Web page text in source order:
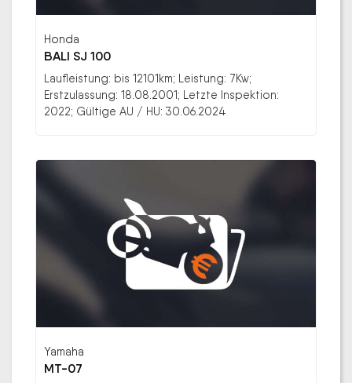
Honda
BALI SJ 100
Laufleistung: bis 12101km; Leistung: 7Kw;
Erstzulassung: 18.08.2001; Letzte Inspektion:
2022; Gültige AU / HU: 30.06.2024
Yamaha
MT-07